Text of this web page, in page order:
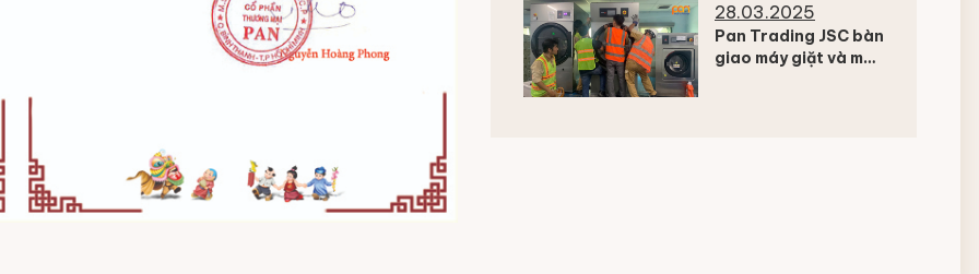
28.03.2025
Pan Trading JSC bàn
giao máy giặt và máy